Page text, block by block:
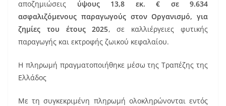
e
b
o
o
k
l e
st
αποζημιώσεις ύψους 13,8 εκ. € σε 9.634
ασφαλιζόμενους παραγωγούς στον Οργανισμό, για
ζημίες του έτους 2025, σε καλλιέργειες φυτικής
παραγωγής και εκτροφής ζωικού κεφαλαίου.
Η πληρωμή πραγματοποιήθηκε μέσω της Τραπέζης της
Ελλάδος
Mε τη συγκεκριμένη πληρωμή ολοκληρώνονται εντός